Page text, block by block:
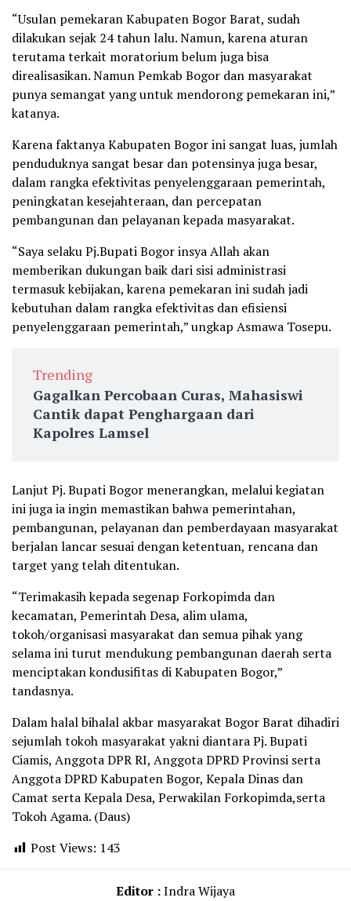
“Usulan pemekaran Kabupaten Bogor Barat, sudah
dilakukan sejak 24 tahun lalu. Namun, karena aturan
terutama terkait moratorium belum juga bisa
direalisasikan. Namun Pemkab Bogor dan masyarakat
punya semangat yang untuk mendorong pemekaran ini,”
katanya.
Karena faktanya Kabupaten Bogor ini sangat luas, jumlah
penduduknya sangat besar dan potensinya juga besar,
dalam rangka efektivitas penyelenggaraan pemerintah,
peningkatan kesejahteraan, dan percepatan
pembangunan dan pelayanan kepada masyarakat.
“Saya selaku Pj.Bupati Bogor insya Allah akan
memberikan dukungan baik dari sisi administrasi
termasuk kebijakan, karena pemekaran ini sudah jadi
kebutuhan dalam rangka efektivitas dan efisiensi
penyelenggaraan pemerintah,” ungkap Asmawa Tosepu.
Trending
Gagalkan Percobaan Curas, Mahasiswi
Cantik dapat Penghargaan dari
Kapolres Lamsel
Lanjut Pj. Bupati Bogor menerangkan, melalui kegiatan
ini juga ia ingin memastikan bahwa pemerintahan,
pembangunan, pelayanan dan pemberdayaan masyarakat
berjalan lancar sesuai dengan ketentuan, rencana dan
target yang telah ditentukan.
“Terimakasih kepada segenap Forkopimda dan
kecamatan, Pemerintah Desa, alim ulama,
tokoh/organisasi masyarakat dan semua pihak yang
selama ini turut mendukung pembangunan daerah serta
menciptakan kondusifitas di Kabupaten Bogor,”
tandasnya.
Dalam halal bihalal akbar masyarakat Bogor Barat dihadiri
sejumlah tokoh masyarakat yakni diantara Pj. Bupati
Ciamis, Anggota DPR RI, Anggota DPRD Provinsi serta
Anggota DPRD Kabupaten Bogor, Kepala Dinas dan
Camat serta Kepala Desa, Perwakilan Forkopimda,serta
Tokoh Agama. (Daus)
Post Views: 143
Editor :Indra Wijaya